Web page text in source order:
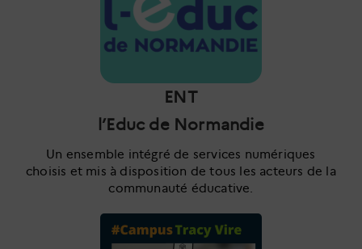
ENT
l’Educ de Normandie
Un ensemble intégré de services numériques
choisis et mis à disposition de tous les acteurs de la
communauté éducative.